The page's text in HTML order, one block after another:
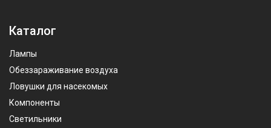
Каталог
Лампы
Обеззараживание воздуха
Ловушки для насекомых
Компоненты
Светильники